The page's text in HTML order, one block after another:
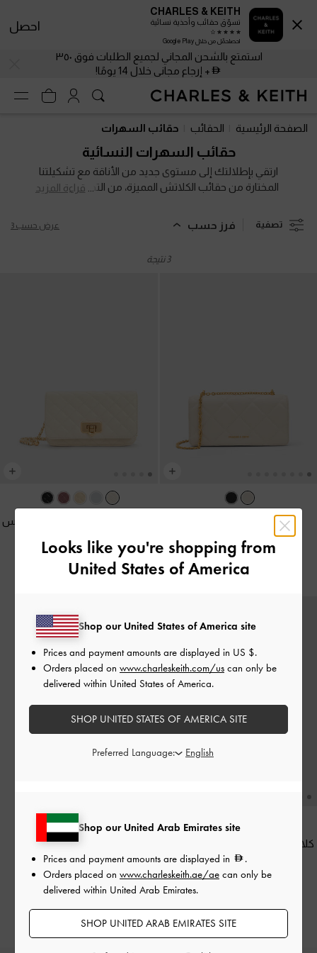
استمتع بالشحن المجاني لجميع الطلبات فوق ٣٥٠
+ إرجاع مجاني خلال 14 يومًا!
استمتع بالشحن المجاني لجميع الطلبات فوق ٣٥٠
+ إرجاع مجاني خلال 14 يومًا!
الصفحة الرئيسية
الحقائب حقائب السهرات
حقائب السهرات النسائية
ارتقي بإطلالتك إلى مستوى جديد من الأناقة مع تشكيلتنا
المختارة من حقائب الكلاتش المميزة، من التصاميم البراقة
والتألق في كل مناسبة.
قراءة المزيد
تصفية فرز حسب عرض حسب 3
3 نتيجة
محفظة طويلة بافوتو مبطّنة
بمقبض سلسلة أنيق
350.00
كلاتش كريسيدا مبطنة بقفل كبس
400.00
كلاتش كريسيدا مبطّن بقفل كبس
أسود
CHARLES & KEITH
تسوّق حقائب وأحذية نسائية
احصلحمّل من خلال Google Play
احصل
Looks like you're shopping from
United States of America
Shop our United Arab Emirates site
Prices and payment amounts are displayed in
.
Orders placed on www.charleskeith.ae/ae can only be
delivered within United Arab Emirates.
SHOP UNITED ARAB EMIRATES SITE
Shop our United States of America site
Prices and payment amounts are displayed in US $.
Orders placed on www.charleskeith.com/us can only be
delivered within United States of America.
SHOP UNITED STATES OF AMERICA SITE
Preferred Language: